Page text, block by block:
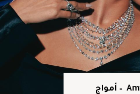
Amwaj jewellery – أمواج